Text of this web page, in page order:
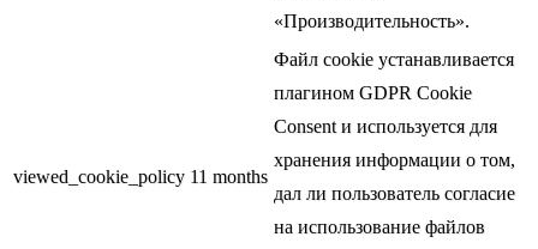
«Производительность».
viewed_cookie_policy 11 months
Файл cookie устанавливается
плагином GDPR Cookie
Consent и используется для
хранения информации о том,
дал ли пользователь согласие
на использование файлов